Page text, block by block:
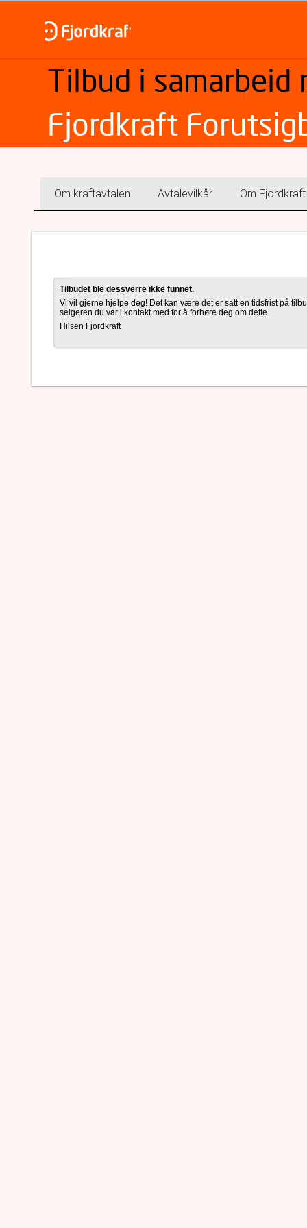
Tilbud i samarbeid
Fjordkraft
Om kraftavtalen Avtalevilkår Om Fjordkraft
Tilbudet ble dessverre ikke funnet.
Vi vil gjerne hjelpe deg! Det kan være det er satt en tidsfrist på
selgeren du var i kontakt med for å forhøre deg om dette.
Hilsen Fjordkraft